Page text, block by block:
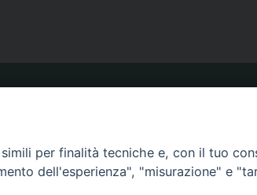
CALENDARIO PASTORALE
per finalità tecniche e, con il tuo
dell'esperienza", "misurazione" e